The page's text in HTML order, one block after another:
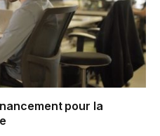
pour la